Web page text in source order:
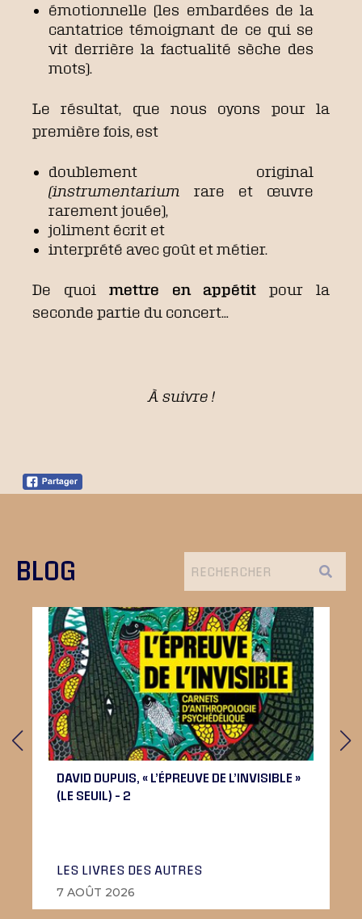
émotionnelle (les embardées de la
cantatrice témoignant de ce qui se
vit derrière la factualité sèche des
mots).
Le résultat, que nous oyons pour la
première fois, est
doublement original
(instrumentarium rare et œuvre
rarement jouée),
joliment écrit et
interprété avec goût et métier.
De quoi mettre en appétit pour la
seconde partie du concert…
À suivre !
BLOG
DAVID DUPUIS, « L’ÉPREUVE DE L’INVISIBLE »
(LE SEUIL) – 2
LES LIVRES DES AUTRES
7 AOÛT 2026